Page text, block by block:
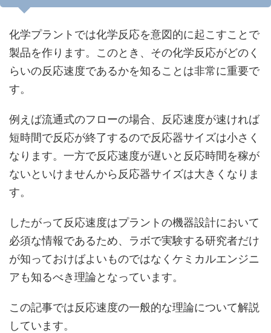
化学プラントでは化学反応を意図的に起こすことで
製品を作ります。このとき、その化学反応がどのく
らいの反応速度であるかを知ることは非常に重要で
す。
例えば流通式のフローの場合、反応速度が速ければ
短時間で反応が終了するので反応器サイズは小さく
なります。一方で反応速度が遅いと反応時間を稼が
ないといけませんから反応器サイズは大きくなりま
す。
したがって反応速度はプラントの機器設計において
必須な情報であるため、ラボで実験する研究者だけ
が知っておけばよいものではなくケミカルエンジニ
アも知るべき理論となっています。
この記事では反応速度の一般的な理論について解説
しています。